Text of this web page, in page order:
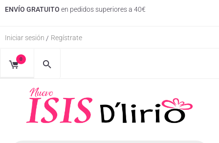
ENVÍO GRATUITO en pedidos superiores a 40€
Iniciar sesión / Regístrate
0